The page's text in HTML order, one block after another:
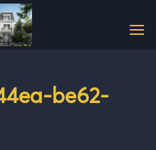
be62-